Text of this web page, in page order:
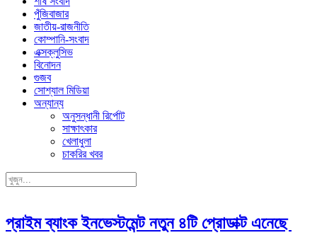
পুঁজিবাজার
জাতীয়-রাজনীতি
কোম্পানি-সংবাদ
এক্সক্লুসিভ
বিনোদন
গুজব
সোশ্যাল মিডিয়া
অন্যান্য
অনুসন্ধানী রির্পোট
সাক্ষাৎকার
খেলাধুলা
চাকরির খবর
প্রাইম ব্যাংক ইনভেস্টমেন্ট নতুন ৪টি প্রোডাক্ট এনেছে